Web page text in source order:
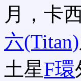
月，卡
六(Titan)
土星F環